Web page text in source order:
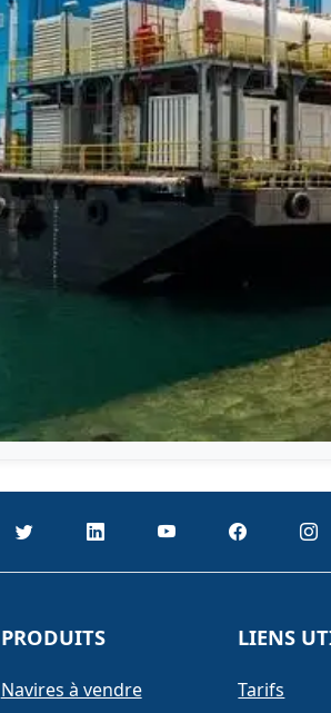
PRODUITS
Navires à vendre
LIENS
Tarifs